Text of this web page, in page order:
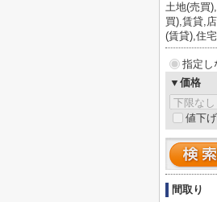
土地(売買
買),賃貸,
(賃貸),住
指定し
▼価格
値下
間取り